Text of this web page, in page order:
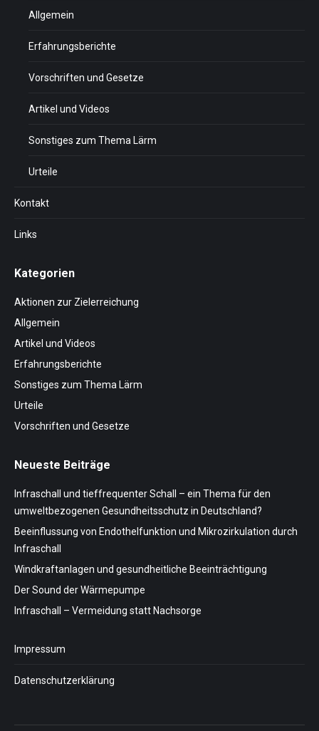
Allgemein
Erfahrungsberichte
Vorschriften und Gesetze
Artikel und Videos
Sonstiges zum Thema Lärm
Urteile
Kontakt
Links
Kategorien
Aktionen zur Zielerreichung
Allgemein
Artikel und Videos
Erfahrungsberichte
Sonstiges zum Thema Lärm
Urteile
Vorschriften und Gesetze
Neueste Beiträge
Infraschall und tieffrequenter Schall – ein Thema für den
umweltbezogenen Gesundheitsschutz in Deutschland?
Beeinflussung von Endothelfunktion und Mikrozirkulation durch
Infraschall
Windkraftanlagen und gesundheitliche Beeinträchtigung
Der Sound der Wärmepumpe
Infraschall – Vermeidung statt Nachsorge
Impressum
Datenschutzerklärung